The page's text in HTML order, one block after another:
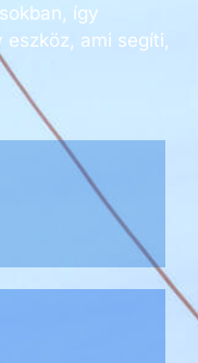
így
ami segíti,